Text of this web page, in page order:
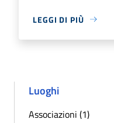
LEGGI DI PIÙ
Luoghi
Associazioni (1)